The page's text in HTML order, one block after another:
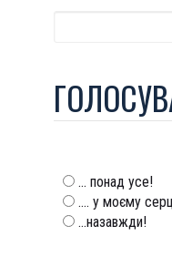
... понад усе!
.... у моєму
...назавжди!